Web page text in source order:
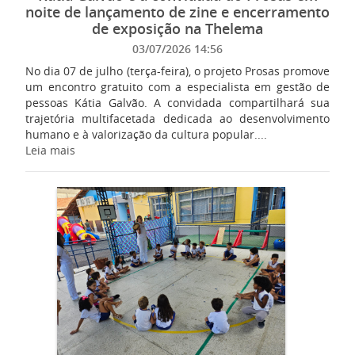
noite de lançamento de zine e encerramento
de exposição na Thelema
03/07/2026 14:56
No dia 07 de julho (terça-feira), o projeto Prosas promove
um encontro gratuito com a especialista em gestão de
pessoas Kátia Galvão. A convidada compartilhará sua
trajetória multifacetada dedicada ao desenvolvimento
humano e à valorização da cultura popular....
Leia mais